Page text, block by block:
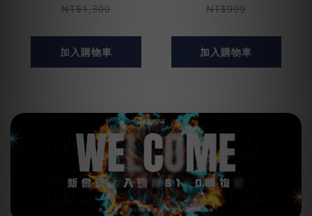
NT$1,300
加入購物車
NT$999
加入購物車